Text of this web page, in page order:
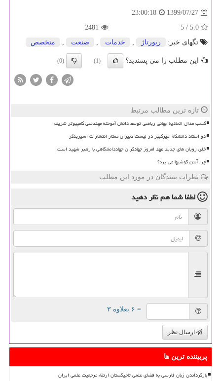
1399/07/27
23:00:18
5.0
/ 5
2481
تگهای خبر:
رپورتاژ , خدمات , صنعت , متخصص
این مطلب را می پسندید؟ (1)
(0)
تازه ترین مطالب مرتبط
کسب مدال اتحادیه جهانی ریاضی توسط دانش آموخته مهندسی کامپیوتر شریف
دو استاد دانشگاه امیرکبیر در لیست دبیران ممتاز انتشارات اسپرینگر
خلق رویان های جدید عهد امروز جهادگران جهاددانشگاهی با رهبر شهید است
چرا آنتن گوشیها می پرد؟
نظرات بینندگان در مورد این مطلب
لطفا شما همنظر دهید
= ۶ بعلاوه ۳
ارسال نظر
پربیننده ترین ها
بازگرداندن زبان فارسی به فضای علمی تاجیکستان ارتقاء مرجعیت علمی ایران